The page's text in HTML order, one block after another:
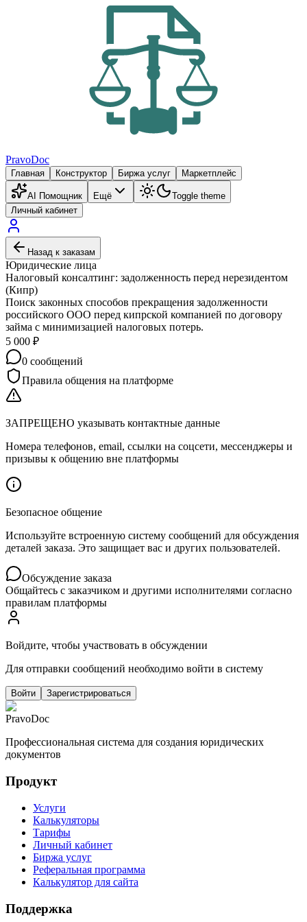
PravoDoc
Главная Конструктор Биржа услуг Маркетплейс
AI Помощник Ещё
Toggle theme
Личный кабинет
Назад к заказам
Юридические лица
Налоговый консалтинг: задолженность перед нерезидентом
(Кипр)
Поиск законных способов прекращения задолженности
российского ООО перед кипрской компанией по договору
займа с минимизацией налоговых потерь.
5 000 ₽
0 сообщений
Правила общения на платформе
ЗАПРЕЩЕНО указывать контактные данные
Номера телефонов, email, ссылки на соцсети, мессенджеры и
призывы к общению вне платформы
Безопасное общение
Используйте встроенную систему сообщений для обсуждения
деталей заказа. Это защищает вас и других пользователей.
Обсуждение заказа
Общайтесь с заказчиком и другими исполнителями согласно
правилам платформы
Войдите, чтобы участвовать в обсуждении
Для отправки сообщений необходимо войти в систему
Войти Зарегистрироваться
PravoDoc
Профессиональная система для создания юридических
документов
Продукт
Услуги
Калькуляторы
Тарифы
Личный кабинет
Биржа услуг
Реферальная программа
Калькулятор для сайта
Поддержка